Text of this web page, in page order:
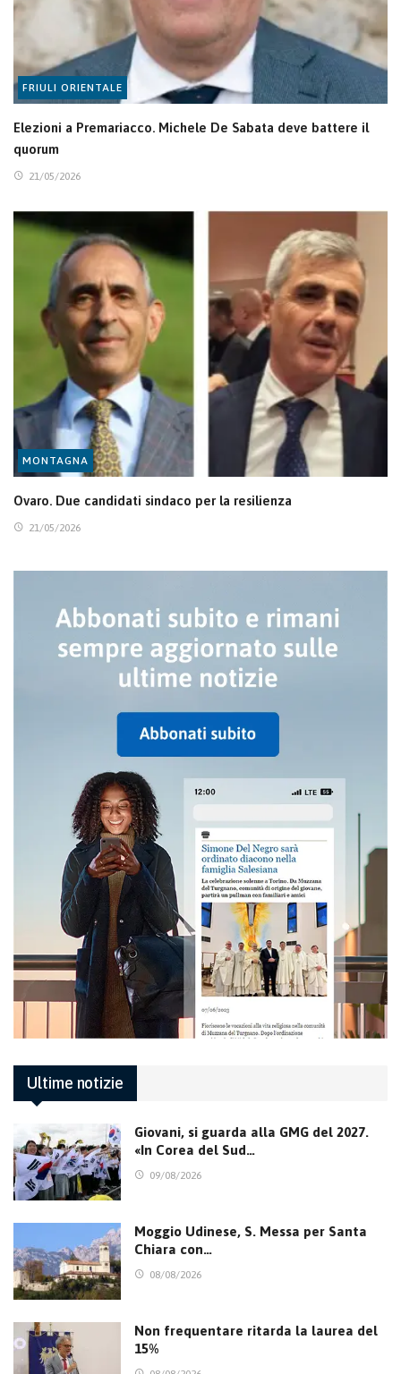
FRIULI ORIENTALE
Elezioni a Premariacco. Michele De Sabata deve battere il
quorum
21/05/2026
MONTAGNA
Ovaro. Due candidati sindaco per la resilienza
21/05/2026
Ultime notizie
Giovani, si guarda alla GMG del 2027.
«In Corea del Sud…
09/08/2026
Moggio Udinese, S. Messa per Santa
Chiara con…
08/08/2026
Non frequentare ritarda la laurea del
15%